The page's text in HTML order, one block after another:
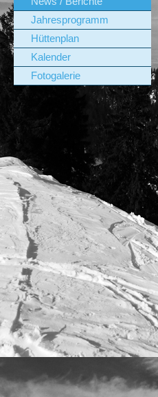
Jahresprogramm
Hüttenplan
Kalender
Fotogalerie